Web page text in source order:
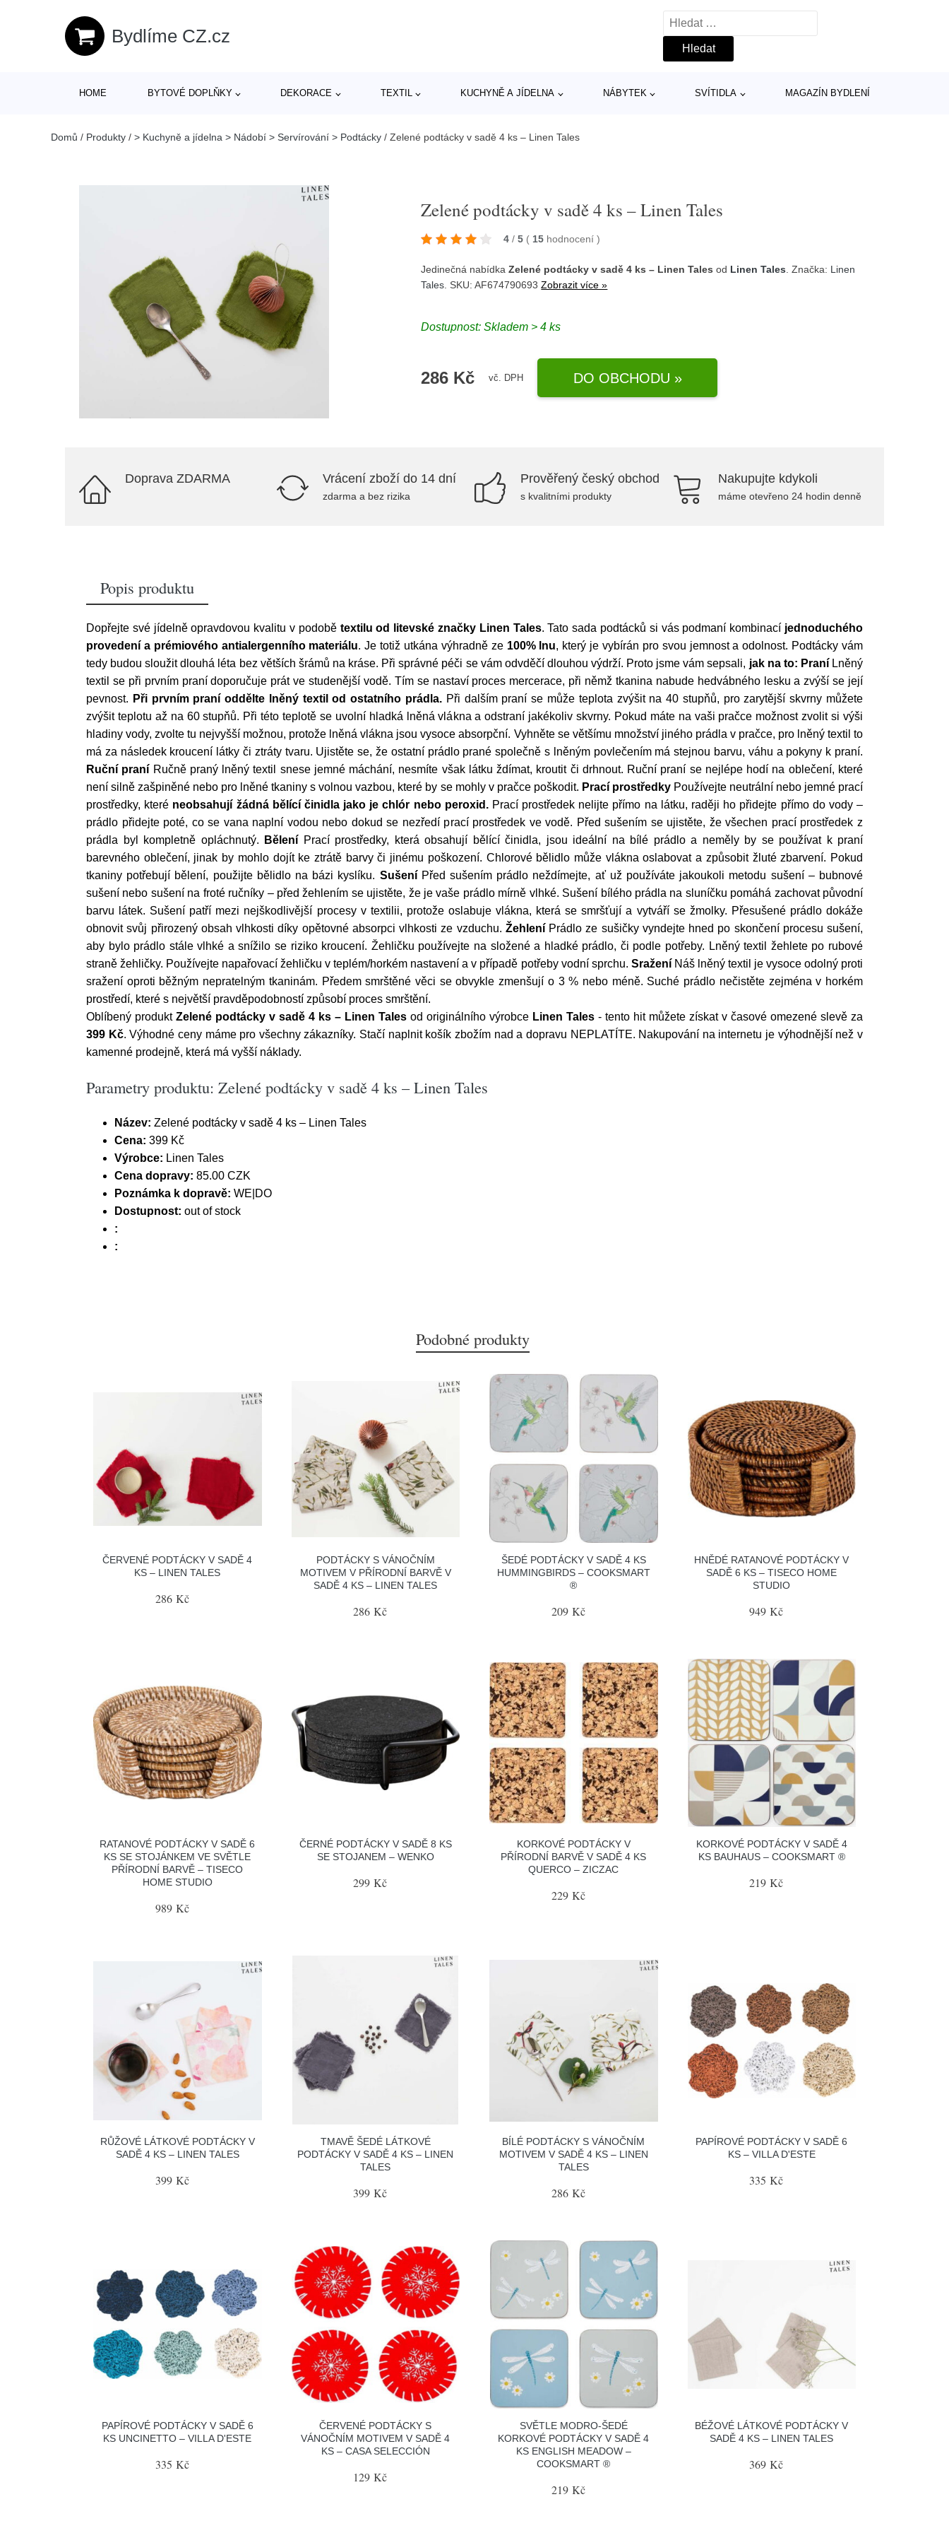
Bydlíme CZ.cz
Vyhledávání
HOME BYTOVÉ DOPLŇKY DEKORACE TEXTIL KUCHYNĚ A JÍDELNA NÁBYTEK SVÍTIDLA MAGAZÍN BYDLENÍ
Domů / Produkty / > Kuchyně a jídelna > Nádobí > Servírování > Podtácky / Zelené podtácky v sadě 4 ks – Linen Tales
Zelené podtácky v sadě 4 ks – Linen Tales
4 / 5 ( 15 hodnocení)
Jedinečná nabídkaZelené podtácky v sadě 4 ks – Linen Tales od Linen Tales . Značka: Linen
Tales . SKU: AF674790693Zobrazit více »
Dostupnost:Skladem > 4 ks
286 Kč vč. DPH DO OBCHODU »
Doprava ZDARMA Vrácení zboží do 14 dní
zdarma a bez rizika
Prověřený český obchod
s kvalitními produkty
Nakupujte kdykoli
máme otevřeno 24 hodin denně
Popis produktu
Dopřejte své jídelně opravdovou kvalitu v podobě textilu od litevské značky Linen Tales. Tato sada podtácků si vás podmaní kombinací jednoduchého
provedení a prémiového antialergenního materiálu. Je totiž utkána výhradně ze 100% lnu, který je vybírán pro svou jemnost a odolnost. Podtácky vám
tedy budou sloužit dlouhá léta bez větších šrámů na kráse. Při správné péči se vám odvděčí dlouhou výdrží. Proto jsme vám sepsali, jak na to: PraníLněný
textil se při prvním praní doporučuje prát ve studenější vodě. Tím se nastaví proces mercerace, při němž tkanina nabude hedvábného lesku a zvýší se její
pevnost. Při prvním praní oddělte lněný textil od ostatního prádla. Při dalším praní se může teplota zvýšit na 40 stupňů, pro zarytější skvrny můžete
zvýšit teplotu až na 60 stupňů. Při této teplotě se uvolní hladká lněná vlákna a odstraní jakékoliv skvrny. Pokud máte na vaši pračce možnost zvolit si výši
hladiny vody, zvolte tu nejvyšší možnou, protože lněná vlákna jsou vysoce absorpční. Vyhněte se většímu množství jiného prádla v pračce, pro lněný textil to
má za následek kroucení látky či ztráty tvaru. Ujistěte se, že ostatní prádlo prané společně s lněným povlečením má stejnou barvu, váhu a pokyny k praní.
Ruční praní Ručně praný lněný textil snese jemné máchání, nesmíte však látku ždímat, kroutit či drhnout. Ruční praní se nejlépe hodí na oblečení, které
není silně zašpiněné nebo pro lněné tkaniny s volnou vazbou, které by se mohly v pračce poškodit. Prací prostředkyPoužívejte neutrální nebo jemné prací
prostředky, které neobsahují žádná bělící činidla jako je chlór nebo peroxid.Prací prostředek nelijte přímo na látku, raději ho přidejte přímo do vody –
prádlo přidejte poté, co se vana naplní vodou nebo dokud se nezředí prací prostředek ve vodě. Před sušením se ujistěte, že všechen prací prostředek z
prádla byl kompletně opláchnutý.
Bělení Prací prostředky, která obsahují bělící činidla, jsou ideální na bílé prádlo a neměly by se používat k praní
barevného oblečení, jinak by mohlo dojít ke ztrátě barvy či jinému poškození. Chlorové bělidlo může vlákna oslabovat a způsobit žluté zbarvení. Pokud
tkaniny potřebují bělení, použijte bělidlo na bázi kyslíku. SušeníPřed sušením prádlo neždímejte, ať už používáte jakoukoli metodu sušení – bubnové
sušení nebo sušení na froté ručníky – před žehlením se ujistěte, že je vaše prádlo mírně vlhké. Sušení bílého prádla na sluníčku pomáhá zachovat původní
barvu látek. Sušení patří mezi nejškodlivější procesy v textilii, protože oslabuje vlákna, která se smršťují a vytváří se žmolky. Přesušené prádlo dokáže
obnovit svůj přirozený obsah vlhkosti díky opětovné absorpci vlhkosti ze vzduchu. ŽehleníPrádlo ze sušičky vyndejte hned po skončení procesu sušení,
aby bylo prádlo stále vlhké a snížilo se riziko kroucení. Žehličku používejte na složené a hladké prádlo, či podle potřeby. Lněný textil žehlete po rubové
straně žehličky. Používejte napařovací žehličku v teplém/horkém nastavení a v případě potřeby vodní sprchu. SraženíNáš lněný textil je vysoce odolný proti
sražení oproti běžným nepratelným tkaninám. Předem smrštěné věci se obvykle zmenšují o 3 % nebo méně. Suché prádlo nečistěte zejména v horkém
prostředí, které s největší pravděpodobností způsobí proces smrštění.
Oblíbený produkt Zelené podtácky v sadě 4 ks – Linen Tales od originálního výrobce Linen Tales - tento hit můžete získat v časové omezené slevě za
399 Kč. Výhodné ceny máme pro všechny zákazníky. Stačí naplnit košík zbožím nad a dopravu NEPLATÍTE. Nakupování na internetu je výhodnější než v
kamenné prodejně, která má vyšší náklady.
Parametry produktu: Zelené podtácky v sadě 4 ks – Linen Tales
Název: Zelené podtácky v sadě 4 ks – Linen Tales
Cena: 399 Kč
Výrobce: Linen Tales
Cena dopravy: 85.00 CZK
Poznámka k dopravě: WE|DO
Dostupnost: out of stock
:
:
Podobné produkty
ČERVENÉ PODTÁCKY V SADĚ 4
KS – LINEN TALES
286 Kč
PODTÁCKY S VÁNOČNÍM
MOTIVEM V PŘÍRODNÍ BARVĚ V
SADĚ 4 KS – LINEN TALES
286 Kč
ŠEDÉ PODTÁCKY V SADĚ 4 KS
HUMMINGBIRDS – COOKSMART
®
209 Kč
HNĚDÉ RATANOVÉ PODTÁCKY V
SADĚ 6 KS – TISECO HOME
STUDIO
949 Kč
RATANOVÉ PODTÁCKY V SADĚ 6
KS SE STOJÁNKEM VE SVĚTLE
PŘÍRODNÍ BARVĚ – TISECO
HOME STUDIO
989 Kč
ČERNÉ PODTÁCKY V SADĚ 8 KS
SE STOJANEM – WENKO
299 Kč
KORKOVÉ PODTÁCKY V
PŘÍRODNÍ BARVĚ V SADĚ 4 KS
QUERCO – ZICZAC
229 Kč
KORKOVÉ PODTÁCKY V SADĚ 4
KS BAUHAUS – COOKSMART ®
219 Kč
RŮŽOVÉ LÁTKOVÉ PODTÁCKY V
SADĚ 4 KS – LINEN TALES
399 Kč
TMAVĚ ŠEDÉ LÁTKOVÉ
PODTÁCKY V SADĚ 4 KS – LINEN
TALES
399 Kč
BÍLÉ PODTÁCKY S VÁNOČNÍM
MOTIVEM V SADĚ 4 KS – LINEN
TALES
286 Kč
PAPÍROVÉ PODTÁCKY V SADĚ 6
KS – VILLA D'ESTE
335 Kč
PAPÍROVÉ PODTÁCKY V SADĚ 6
KS UNCINETTO – VILLA D'ESTE
335 Kč
ČERVENÉ PODTÁCKY S
VÁNOČNÍM MOTIVEM V SADĚ 4
KS – CASA SELECCIÓN
129 Kč
SVĚTLE MODRO-ŠEDÉ
KORKOVÉ PODTÁCKY V SADĚ 4
KS ENGLISH MEADOW –
COOKSMART ®
219 Kč
BÉŽOVÉ LÁTKOVÉ PODTÁCKY V
SADĚ 4 KS – LINEN TALES
369 Kč